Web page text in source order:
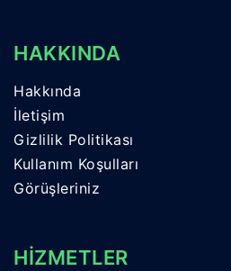
HAKKINDA
Hakkında
İletişim
Gizlilik Politikası
Kullanım Koşulları
Görüşleriniz
HİZMETLER